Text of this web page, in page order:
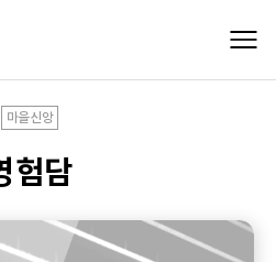
마을신앙
험담